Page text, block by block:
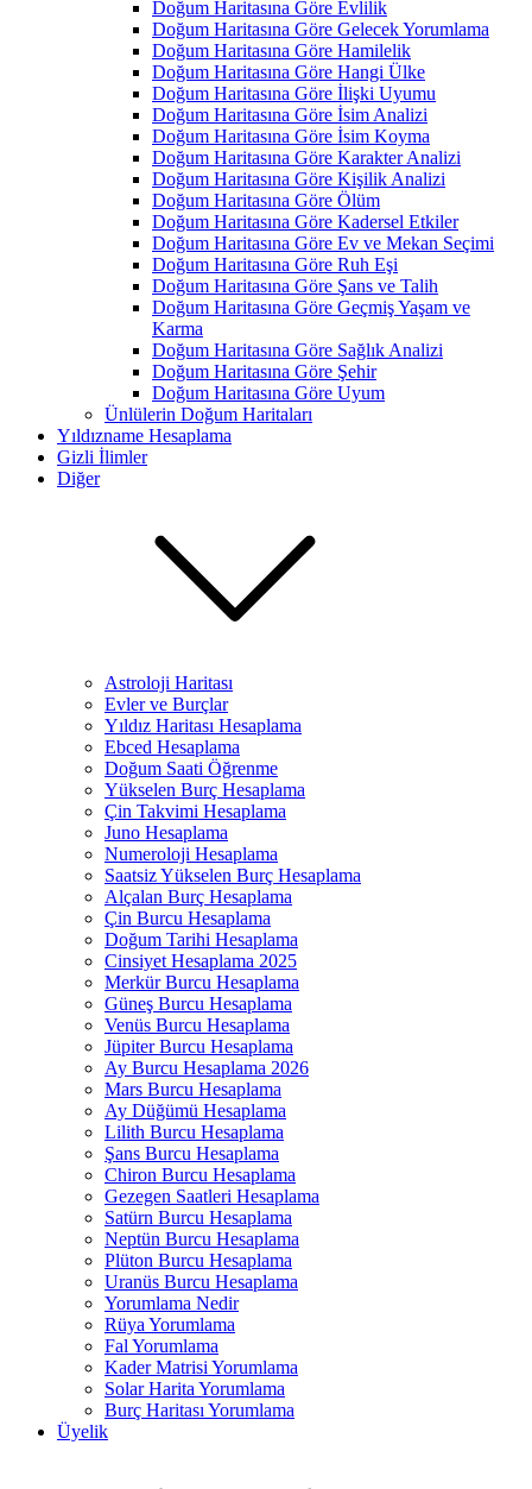
Doğum Haritasına Göre Evlilik
Doğum Haritasına Göre Gelecek Yorumlama
Doğum Haritasına Göre Hamilelik
Doğum Haritasına Göre Hangi Ülke
Doğum Haritasına Göre İlişki Uyumu
Doğum Haritasına Göre İsim Analizi
Doğum Haritasına Göre İsim Koyma
Doğum Haritasına Göre Karakter Analizi
Doğum Haritasına Göre Kişilik Analizi
Doğum Haritasına Göre Ölüm
Doğum Haritasına Göre Kadersel Etkiler
Doğum Haritasına Göre Ev ve Mekan Seçimi
Doğum Haritasına Göre Ruh Eşi
Doğum Haritasına Göre Şans ve Talih
Doğum Haritasına Göre Geçmiş Yaşam ve
Karma
Doğum Haritasına Göre Sağlık Analizi
Doğum Haritasına Göre Şehir
Doğum Haritasına Göre Uyum
Ünlülerin Doğum Haritaları
Yıldızname Hesaplama
Gizli İlimler
Diğer
Astroloji Haritası
Evler ve Burçlar
Yıldız Haritası Hesaplama
Ebced Hesaplama
Doğum Saati Öğrenme
Yükselen Burç Hesaplama
Çin Takvimi Hesaplama
Juno Hesaplama
Numeroloji Hesaplama​
Saatsiz Yükselen Burç Hesaplama
Alçalan Burç Hesaplama
Çin Burcu Hesaplama
Doğum Tarihi Hesaplama
Cinsiyet Hesaplama 2025
Merkür Burcu Hesaplama
Güneş Burcu Hesaplama
Venüs Burcu Hesaplama
Jüpiter Burcu Hesaplama
Ay Burcu Hesaplama 2026
Mars Burcu Hesaplama
Ay Düğümü Hesaplama
Lilith Burcu Hesaplama
Şans Burcu Hesaplama
Chiron Burcu Hesaplama
Gezegen Saatleri Hesaplama
Satürn Burcu Hesaplama
Neptün Burcu Hesaplama
Plüton Burcu Hesaplama
Uranüs Burcu Hesaplama
Yorumlama Nedir
Rüya Yorumlama​
Fal Yorumlama
Kader Matrisi Yorumlama​
Solar Harita Yorumlama​
Burç Haritası Yorumlama
Üyelik